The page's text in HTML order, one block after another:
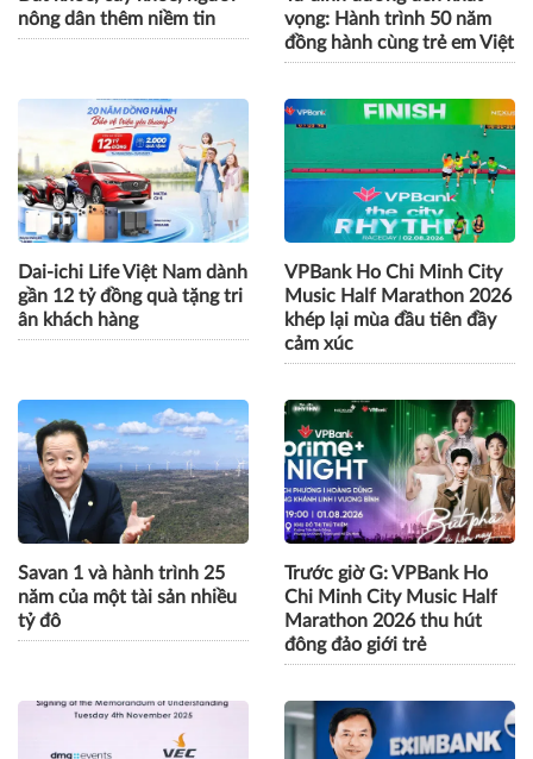
nông dân thêm niềm tin
vọng: Hành trình 50 năm
đồng hành cùng trẻ em Việt
Dai-ichi Life Việt Nam dành
gần 12 tỷ đồng quà tặng tri
ân khách hàng
VPBank Ho Chi Minh City
Music Half Marathon 2026
khép lại mùa đầu tiên đầy
cảm xúc
Savan 1 và hành trình 25
năm của một tài sản nhiều
tỷ đô
Trước giờ G: VPBank Ho
Chi Minh City Music Half
Marathon 2026 thu hút
đông đảo giới trẻ